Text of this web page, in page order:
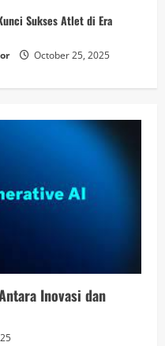
Sukses Atlet di Era
October 25, 2025
Inovasi dan